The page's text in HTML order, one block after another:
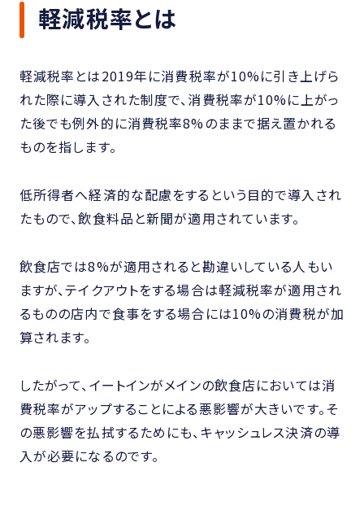
軽減税率とは
軽減税率とは2019年に消費税率が10%に引き上げら
れた際に導入された制度で、消費税率が10%に上がっ
た後でも例外的に消費税率8%のままで据え置かれる
ものを指します。
低所得者へ経済的な配慮をするという目的で導入され
たもので、飲食料品と新聞が適用されています。
飲食店では8%が適用されると勘違いしている人もい
ますが、テイクアウトをする場合は軽減税率が適用され
るものの店内で食事をする場合には10%の消費税が加
算されます。
したがって、イートインがメインの飲食店においては消
費税率がアップすることによる悪影響が大きいです。そ
の悪影響を払拭するためにも、キャッシュレス決済の導
入が必要になるのです。